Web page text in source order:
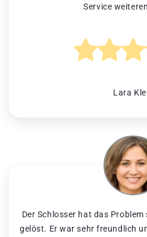
Service
Lara
Der Schlosser hat das Problem
gelöst. Er war sehr freundlich